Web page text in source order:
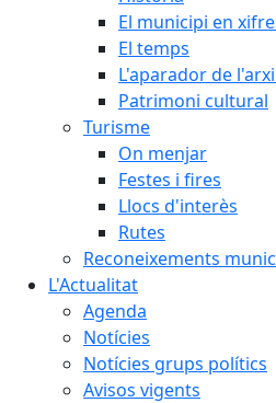
El municipi en
El temps
L'aparador de
Patrimoni cultural
Turisme
On menjar
Festes i fires
Llocs d'interès
Rutes
Reconeixements
L'Actualitat
Agenda
Notícies
Notícies grups polítics
Avisos vigents